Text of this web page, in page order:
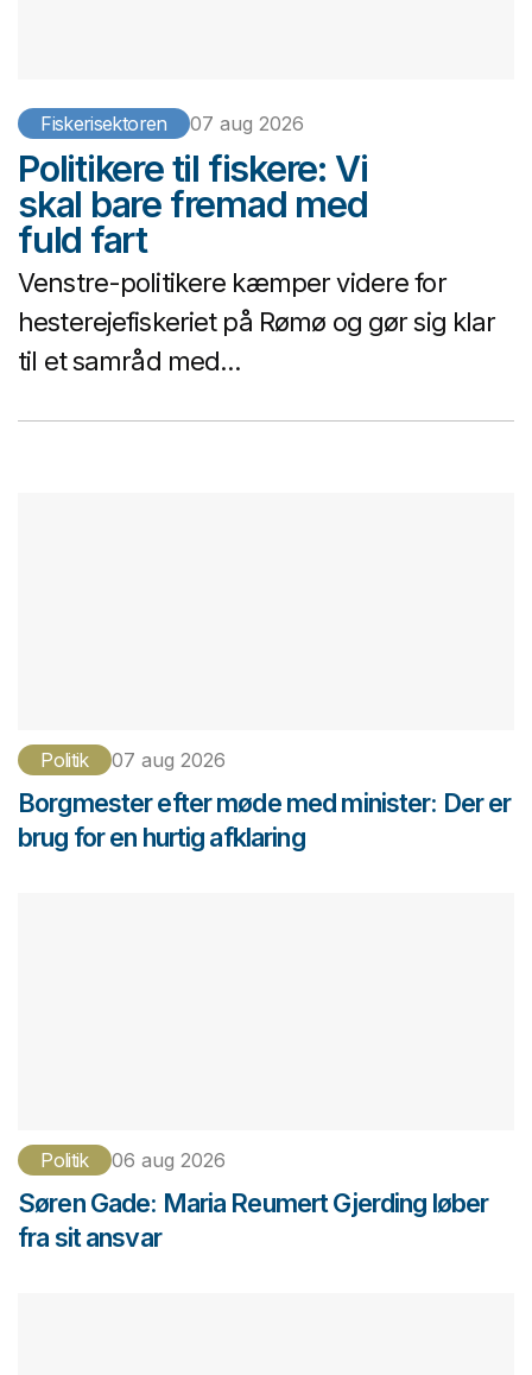
Fiskerisektoren 07 aug 2026
Politikere til fiskere: Vi
skal bare fremad med
fuld fart
Venstre-politikere kæmper videre for
hesterejefiskeriet på Rømø og gør sig klar
til et samråd med...
Politik 07 aug 2026
Borgmester efter møde med minister: Der er
brug for en hurtig afklaring
Politik 06 aug 2026
Søren Gade: Maria Reumert Gjerding løber
fra sit ansvar